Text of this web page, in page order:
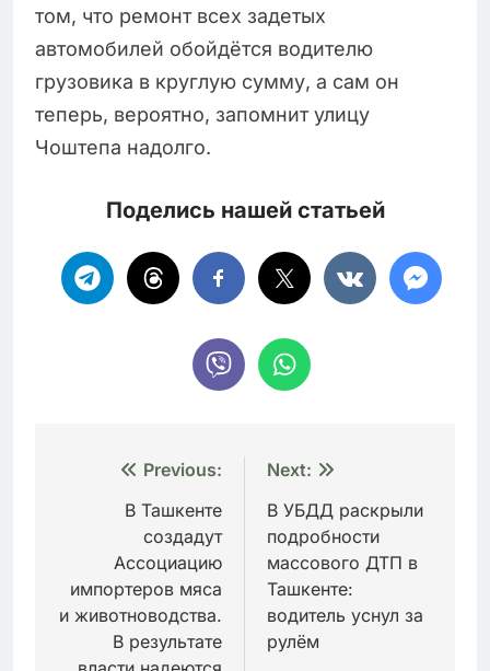
том, что ремонт всех задетых
автомобилей обойдётся водителю
грузовика в круглую сумму, а сам он
теперь, вероятно, запомнит улицу
Чоштепа надолго.
Поделись нашей статьей
Навигация
записям
Previous:
В Ташкенте
создадут
Ассоциацию
импортеров мяса
и животноводства.
В результате
Next:
В УБДД раскрыли
подробности
массового ДТП в
Ташкенте:
водитель уснул за
рулём